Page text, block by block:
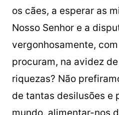
os cães, a esperar as
Nosso Senhor e a
vergonhosamente,
procuram, na avidez
riquezas? Não
de tantas desilusões e